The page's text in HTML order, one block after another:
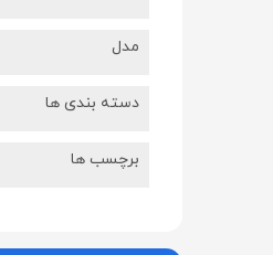
مدل
دسته بندی ها
برچسب ها